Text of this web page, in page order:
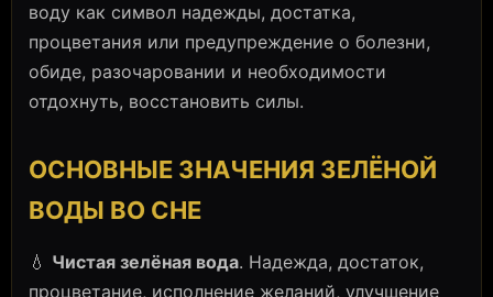
воду как символ надежды, достатка,
процветания или предупреждение о болезни,
обиде, разочаровании и необходимости
отдохнуть, восстановить силы.
ОСНОВНЫЕ ЗНАЧЕНИЯ ЗЕЛЁНОЙ
ВОДЫ ВО СНЕ
💧 Чистая зелёная вода. Надежда, достаток,
процветание, исполнение желаний, улучшение